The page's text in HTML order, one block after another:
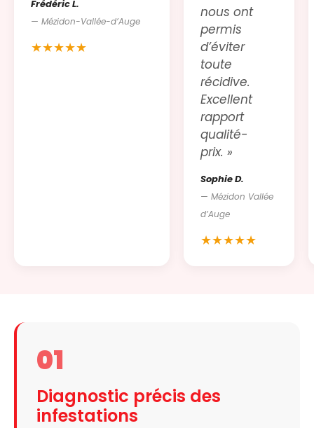
Frédéric L.
— Mézidon-Vallée-d’Auge
★★★★★
nous ont
permis
d’éviter
toute
récidive.
Excellent
rapport
qualité-
prix. »
Sophie D.
— Mézidon Vallée
d’Auge
★★★★★
01
Diagnostic précis des
infestations